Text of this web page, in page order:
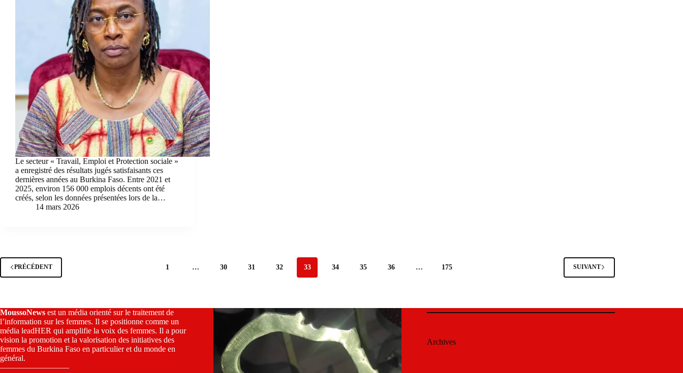
Le secteur « Travail, Emploi et Protection sociale »
a enregistré des résultats jugés satisfaisants ces
dernières années au Burkina Faso. Entre 2021 et
2025, environ 156 000 emplois décents ont été
créés, selon les données présentées lors de la…
14 mars 2026
PRÉCÉDENT 1 … 30 31 32 33 34 35 36 … 175 SUIVANT
MoussoNews est un média orienté sur le traitement de
l’information sur les femmes. Il se positionne comme un
média leadHER qui amplifie la voix des femmes. Il a pour
vision la promotion et la valorisation des initiatives des
femmes du Burkina Faso en particulier et du monde en
général.
————————–
Archives